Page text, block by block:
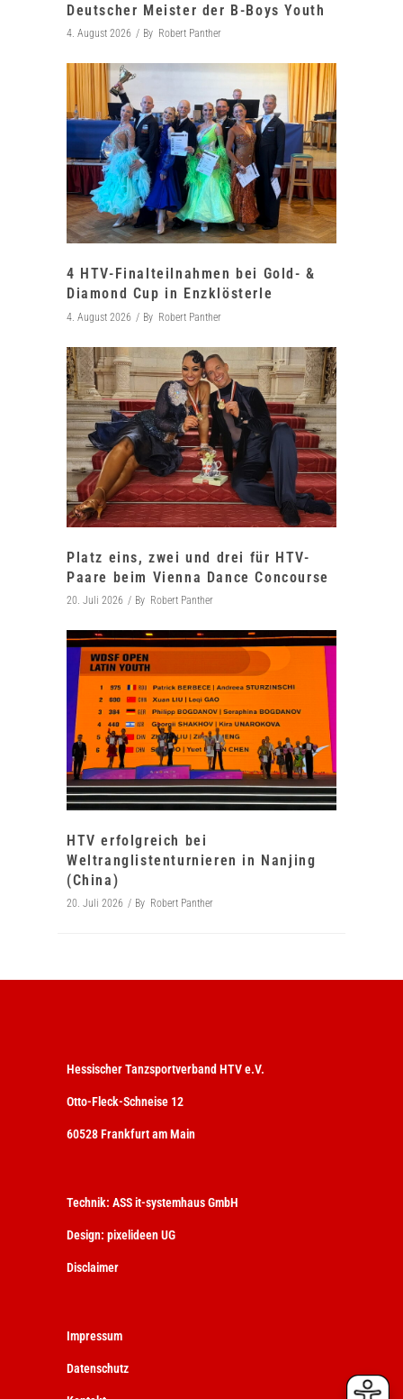
Deutscher Meister der B-Boys Youth
4. August 2026 By Robert Panther
4 HTV-Finalteilnahmen bei Gold- &
Diamond Cup in Enzklösterle
4. August 2026 By Robert Panther
Platz eins, zwei und drei für HTV-
Paare beim Vienna Dance Concourse
20. Juli 2026 By Robert Panther
HTV erfolgreich bei
Weltranglistenturnieren in Nanjing
(China)
20. Juli 2026 By Robert Panther
Hessischer Tanzsportverband HTV e.V.
Otto-Fleck-Schneise 12
60528 Frankfurt am Main
Technik: ASS it-systemhaus GmbH
Design: pixelideen UG
Disclaimer
Impressum
Datenschutz